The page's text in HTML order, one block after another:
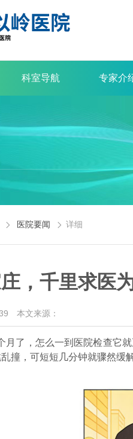
科室导航 专家介
 医院要闻  详细
，千里求医
本文来源：
月了，怎么一到医院检查它
撞，可短短几分钟就骤然缓